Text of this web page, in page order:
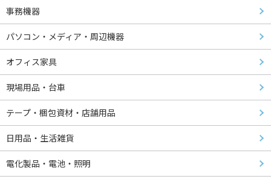
事務機器
パソコン・メディア・周辺機器
オフィス家具
現場用品・台車
テープ・梱包資材・店舗用品
日用品・生活雑貨
電化製品・電池・照明